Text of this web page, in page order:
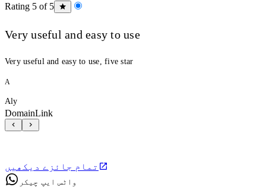
Rating 5 of 5
Very useful and easy to use
Very useful and easy to use, five star
A
Aly
DomainLink
تمام جائزے دیکھیں
واٹس ایپ چیکر